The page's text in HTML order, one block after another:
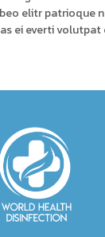
elitr patrioque
ei everti